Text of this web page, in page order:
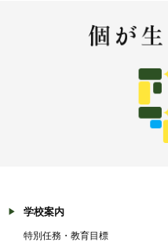
学校案内
特別任務・教育目標